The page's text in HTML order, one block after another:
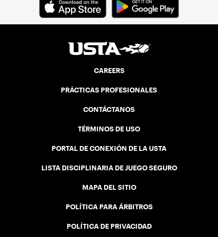
CAREERS
PRÁCTICAS PROFESIONALES
CONTÁCTANOS
TÉRMINOS DE USO
PORTAL DE CONEXIÓN DE LA USTA
LISTA DISCIPLINARIA DE JUEGO SEGURO
MAPA DEL SITIO
POLÍTICA PARA ÁRBITROS
POLÍTICA DE PRIVACIDAD